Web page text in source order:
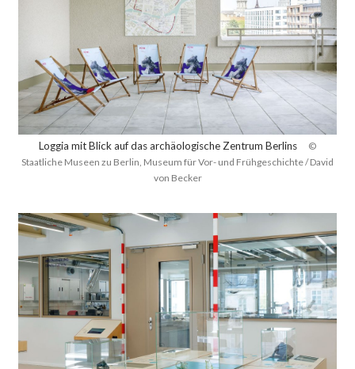
Loggia mit Blick auf das archäologische Zentrum Berlins
©
Staatliche Museen zu Berlin, Museum für Vor- und Frühgeschichte / David
von Becker